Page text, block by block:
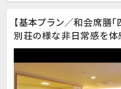
【基本プラン／和会席膳「
別荘の様な非日常感を体